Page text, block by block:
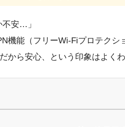
不安…」
機能（フリーWi-Fiプロテクシ
から安心、という印象はよくわ